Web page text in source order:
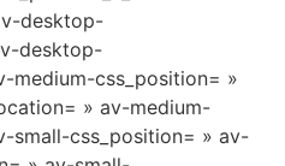
desktop-
desktop-
medium-css_position= »
» av-medium-
small-css_position= » av-